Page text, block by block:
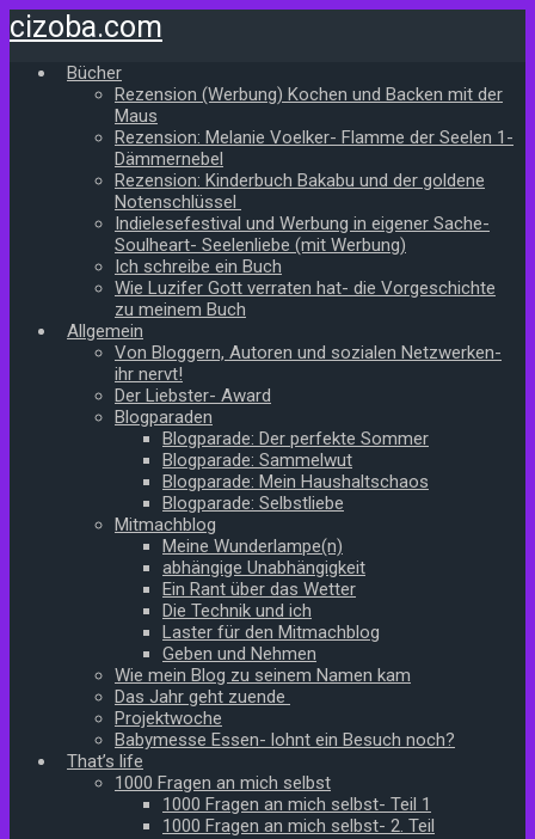
Zum
Hauptinhalt
springen
cizoba.com
Bücher
Rezension (Werbung) Kochen und Backen mit der
Maus
Rezension: Melanie Voelker- Flamme der Seelen 1-
Dämmernebel
Rezension: Kinderbuch Bakabu und der goldene
Notenschlüssel
Indielesefestival und Werbung in eigener Sache-
Soulheart- Seelenliebe (mit Werbung)
Ich schreibe ein Buch
Wie Luzifer Gott verraten hat- die Vorgeschichte
zu meinem Buch
Allgemein
Von Bloggern, Autoren und sozialen Netzwerken-
ihr nervt!
Der Liebster- Award
Blogparaden
Blogparade: Der perfekte Sommer
Blogparade: Sammelwut
Blogparade: Mein Haushaltschaos
Blogparade: Selbstliebe
Mitmachblog
Meine Wunderlampe(n)
abhängige Unabhängigkeit
Ein Rant über das Wetter
Die Technik und ich
Laster für den Mitmachblog
Geben und Nehmen
Wie mein Blog zu seinem Namen kam
Das Jahr geht zuende
Projektwoche
Babymesse Essen- lohnt ein Besuch noch?
That’s life
1000 Fragen an mich selbst
1000 Fragen an mich selbst- Teil 1
1000 Fragen an mich selbst- 2. Teil